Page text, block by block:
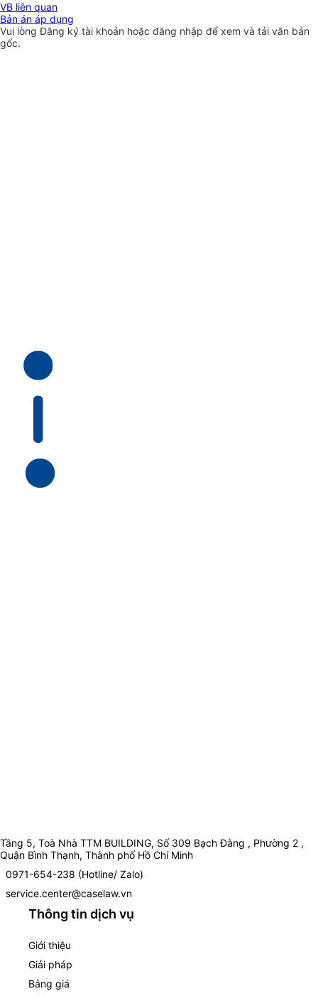
VB liên quan
Bản án áp dụng
Vui lòngĐăng ký tài khoản hoặc đăng nhập để xem và tải văn bản
gốc.
Tầng 5, Toà Nhà TTM BUILDING, Số 309 Bạch Đằng , Phường 2 ,
Quận Bình Thạnh, Thành phố Hồ Chí Minh
0971-654-238 (Hotline/ Zalo)
service.center@caselaw.vn
Thông tin dịch vụ
Giới thiệu
Giải pháp
Bảng giá